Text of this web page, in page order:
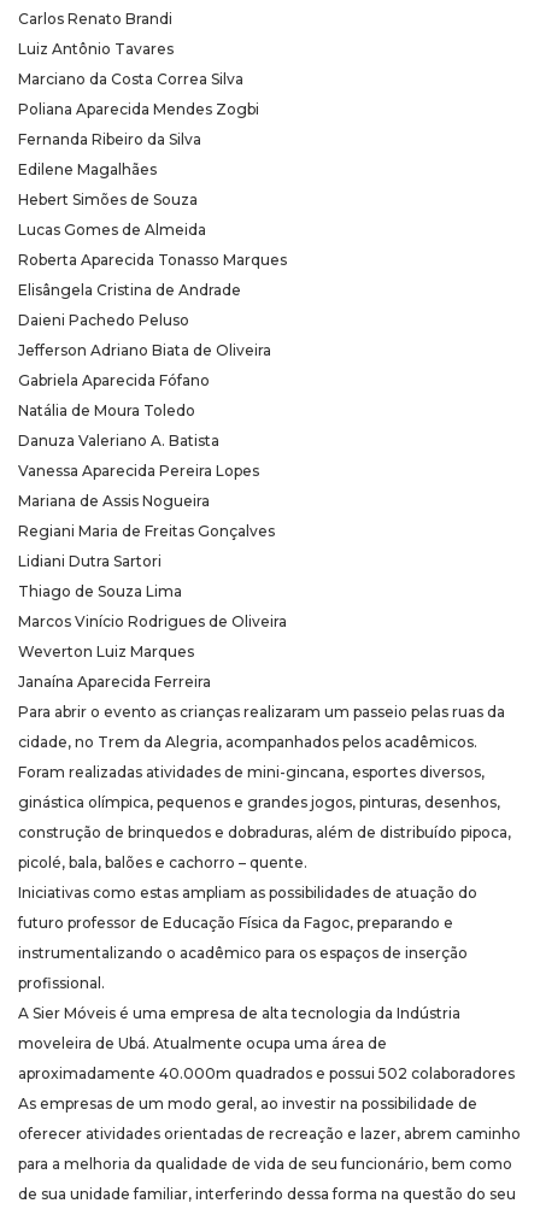
Carlos Renato Brandi
Luiz Antônio Tavares
Marciano da Costa Correa Silva
Poliana Aparecida Mendes Zogbi
Fernanda Ribeiro da Silva
Edilene Magalhães
Hebert Simões de Souza
Lucas Gomes de Almeida
Roberta Aparecida Tonasso Marques
Elisângela Cristina de Andrade
Daieni Pachedo Peluso
Jefferson Adriano Biata de Oliveira
Gabriela Aparecida Fófano
Natália de Moura Toledo
Danuza Valeriano A. Batista
Vanessa Aparecida Pereira Lopes
Mariana de Assis Nogueira
Regiani Maria de Freitas Gonçalves
Lidiani Dutra Sartori
Thiago de Souza Lima
Marcos Vinício Rodrigues de Oliveira
Weverton Luiz Marques
Janaína Aparecida Ferreira
Para abrir o evento as crianças realizaram um passeio pelas ruas da
cidade, no Trem da Alegria, acompanhados pelos acadêmicos.
Foram realizadas atividades de mini-gincana, esportes diversos,
ginástica olímpica, pequenos e grandes jogos, pinturas, desenhos,
construção de brinquedos e dobraduras, além de distribuído pipoca,
picolé, bala, balões e cachorro – quente.
Iniciativas como estas ampliam as possibilidades de atuação do
futuro professor de Educação Física da Fagoc, preparando e
instrumentalizando o acadêmico para os espaços de inserção
profissional.
A Sier Móveis é uma empresa de alta tecnologia da Indústria
moveleira de Ubá. Atualmente ocupa uma área de
aproximadamente 40.000m quadrados e possui 502 colaboradores
As empresas de um modo geral, ao investir na possibilidade de
oferecer atividades orientadas de recreação e lazer, abrem caminho
para a melhoria da qualidade de vida de seu funcionário, bem como
de sua unidade familiar, interferindo dessa forma na questão do seu